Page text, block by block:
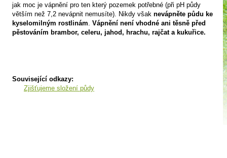
jak moc je vápnění pro ten který pozemek potřebné (při pH půdy
větším než 7,2 nevápnit nemusíte). Nikdy však nevápněte půdu ke
kyselomilným rostlinám Vápnění není vhodné ani těsně před
pěstováním brambor, celeru, jahod, hrachu, rajčat a kukuřice.
Související odkazy:
Zjišťujeme složení půdy